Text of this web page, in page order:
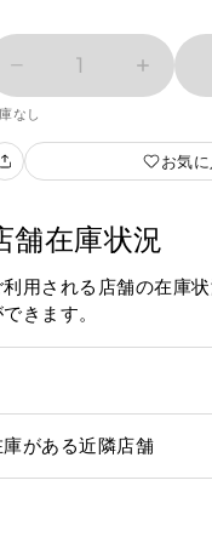
1
なし
お気
舗在庫状況
利用される店舗の在庫
きます。
庫がある近隣店舗